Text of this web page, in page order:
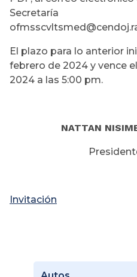
Secretaría
El plazo para lo anterior
febrero de 2024 y vence
2024 a las
NATTAN
Invitación